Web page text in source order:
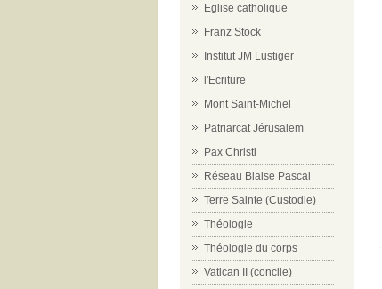
Eglise catholique
Franz Stock
Institut JM Lustiger
l'Ecriture
Mont Saint-Michel
Patriarcat Jérusalem
Pax Christi
Réseau Blaise Pascal
Terre Sainte (Custodie)
Théologie
Théologie du corps
Vatican II (concile)